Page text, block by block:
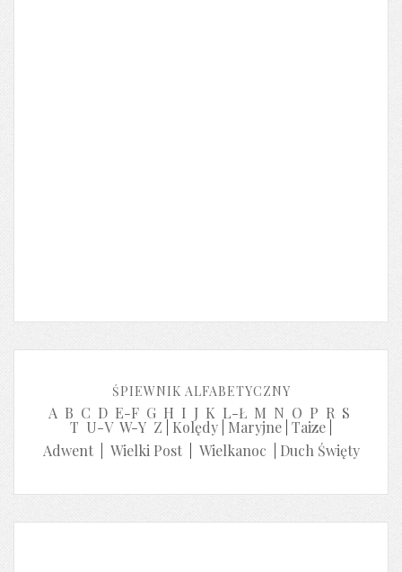
ŚPIEWNIK ALFABETYCZNY
A B C D E-F G H I J K L-Ł M N O P R S
T U-V W-Y Z Kolędy Maryjne Taize
Adwent| Wielki Post| Wielkanoc Duch Święty